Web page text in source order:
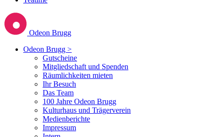
Odeon Brugg
Odeon Brugg >
Gutscheine
Mitgliedschaft und Spenden
Räumlichkeiten mieten
Ihr Besuch
Das Team
100 Jahre Odeon Brugg
Kulturhaus und Trägerverein
Medienberichte
Impressum